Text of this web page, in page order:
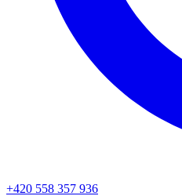
+420 558 357 936